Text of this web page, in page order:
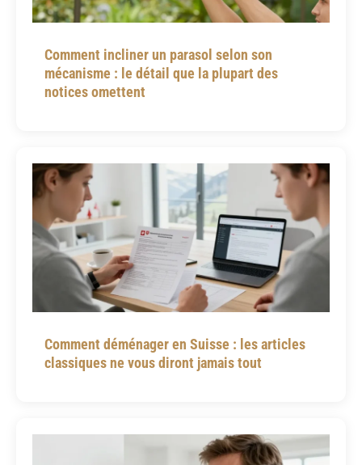
Comment incliner un parasol selon son
mécanisme : le détail que la plupart des
notices omettent
Comment déménager en Suisse : les articles
classiques ne vous diront jamais tout